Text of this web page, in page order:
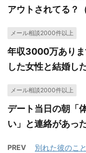
アウトされてる？
メール相談2000件以上
年収3000万ありま
した女性と結婚し
メール相談2000件以上
デート当日の朝「
い」と連絡があっ
PREV
別れた彼のこ